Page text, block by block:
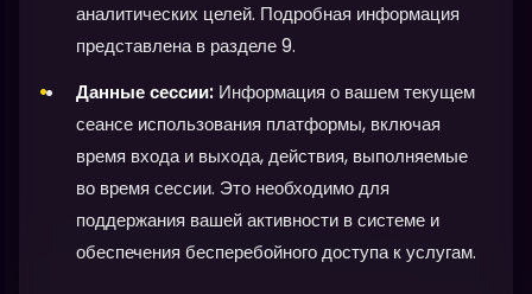
аналитических целей. Подробная информация
представлена в разделе 9.
Данные сессии: Информация о вашем текущем
сеансе использования платформы, включая
время входа и выхода, действия, выполняемые
во время сессии. Это необходимо для
поддержания вашей активности в системе и
обеспечения бесперебойного доступа к услугам.